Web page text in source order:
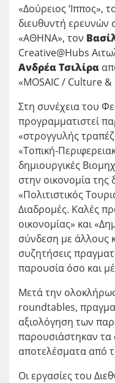
«Δούρειος ‘Ιππος»,
διευθυντή ερευνών
«ΑΘΗΝΑ», τον
Creative@Hubs
Ανδρέα Τσιλίρα
«MOSAIC / Culture
Στη συνέχεια του
προγραμματιστεί
«στρογγυλής
«Τοπική-
δημιουργικές
στην οικονομία της
«Πολιτιστικός
Διαδρομές. Καλές
οικονομίας» και
σύνδεση με άλλους
συζητήσεις
παρουσία όσο και
Μετά την
roundtables,
αξιολόγηση των
παρουσιάστηκαν τα
αποτελέσματα από
Οι εργασίες του